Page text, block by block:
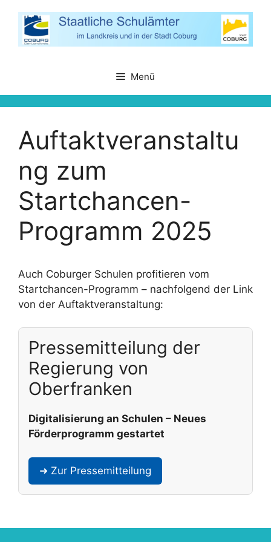
Inhalt
springen
Menü
Auftaktveranstaltu
ng zum
Startchancen-
Programm 2025
Auch Coburger Schulen profitieren vom
Startchancen-Programm – nachfolgend der Link
von der Auftaktveranstaltung:
Pressemitteilung der
Regierung von
Oberfranken
Digitalisierung an Schulen – Neues
Förderprogramm gestartet
➜ Zur Pressemitteilung